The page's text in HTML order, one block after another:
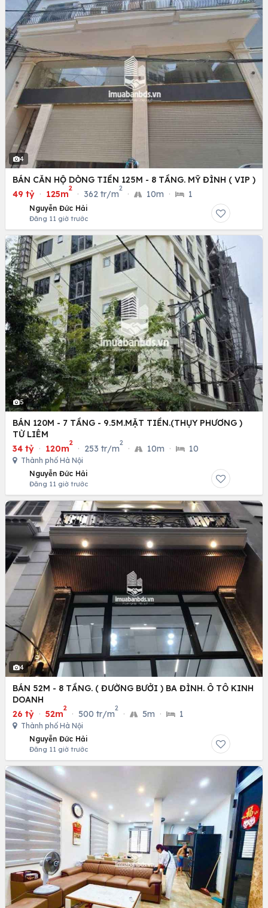
4
BÁN CĂN HỘ DÒNG TIỀN 125M - 8 TẦNG. MỸ ĐÌNH ( VIP )
49 tỷ · 125m
2
· 362 tr/m
2
· 10m · 1
Nguyễn Đức Hải
Đăng 11 giờ trước
5
BÁN 120M - 7 TẦNG - 9.5M.MẶT TIỀN.(THỤY PHƯƠNG )
TỪ LIÊM
34 tỷ · 120m
2
· 253 tr/m
2
· 10m · 10
Thành phố Hà Nội
Nguyễn Đức Hải
Đăng 11 giờ trước
4
BÁN 52M - 8 TẦNG. ( ĐƯỜNG BƯỞI ) BA ĐÌNH. Ô TÔ KINH
DOANH
26 tỷ · 52m
2
· 500 tr/m
2
· 5m · 1
Thành phố Hà Nội
Nguyễn Đức Hải
Đăng 11 giờ trước